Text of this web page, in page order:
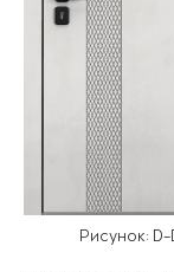
Рисунок: D-